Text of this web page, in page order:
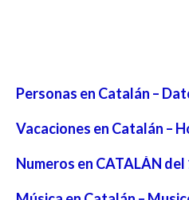
Personas en Catalán –
Vacaciones en Catalán –
Numeros en CATALÁN del